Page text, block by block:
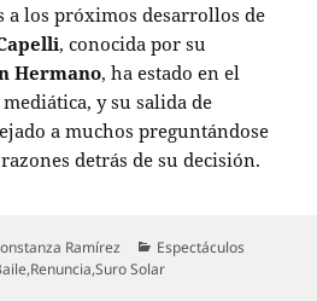
a los próximos desarrollos de
, conocida por su
Hermano, ha estado en el
y su salida de
a muchos preguntándose
detrás de su decisión.
Ramírez Categorías
Espectáculos
,Renuncia,Suro Solar